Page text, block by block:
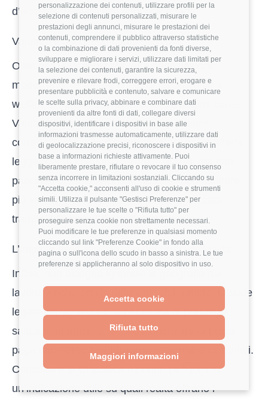
personalizzazione dei contenuti, utilizzare profili per la
selezione di contenuti personalizzati, misurare le
prestazioni degli annunci, misurare le prestazioni dei
contenuti, comprendere il pubblico attraverso statistiche
o la combinazione di dati provenienti da fonti diverse,
sviluppare e migliorare i servizi, utilizzare dati limitati per
la selezione dei contenuti, garantire la sicurezza,
prevenire e rilevare frodi, correggere errori, erogare e
presentare pubblicità e contenuto, salvare e comunicare
le scelte sulla privacy, abbinare e combinare dati
provenienti da altre fonti di dati, collegare diversi
dispositivi, identificare i dispositivi in base alle
informazioni trasmesse automaticamente, utilizzare dati
di geolocalizzazione precisi, riconoscere i dispositivi in
base a informazioni richieste attivamente. Puoi
liberamente prestare, rifiutare o revocare il tuo consenso
senza incorrere in limitazioni sostanziali. Cliccando su
"Accetta cookie," acconsenti all'uso di cookie e strumenti
simili. Utilizza il pulsante "Gestisci Preferenze" per
personalizzare le tue scelte o "Rifiuta tutto" per
proseguire senza cookie non strettamente necessari.
Puoi modificare le tue preferenze in qualsiasi momento
cliccando sul link "Preferenze Cookie" in fondo alla
pagina o sull'icona dello scudo in basso a sinistra. Le tue
preferenze si applicheranno al solo dispositivo in uso.
Accetta cookie
Rifiuta tutto
Maggiori informazioni
d’acquisto rispetto agli anni precedenti.
Valutare il pacchetto complessivo
Oltre alla RAL nominale, una negoziazione
moderna deve tenere conto di fattori come il
welfare e i premi di produzione. Strumenti come
Valuta Offerta di Lavoroaiutano a pesare
correttamente questi elementi. Spesso un’offerta
leggermente inferiore in termini di RAL ma con
pacchetti di smart-working flessibili può risultare
più vantaggiosa, specialmente se analizzata
tramite ilCalcolo Effetto Smart-Working.
L’impatto della residenza e del costo della vita
Infine, non bisogna ignorare la geografia del
lavoro. Anche con la diffusione del remoto, la sede
legale dell’azienda o la necessità di presenze
saltuarie in ufficio possono influenzare la busta
paga attraverso le addizionali regionali e comunali.
Consultare laClassifica Aziendepuò fornire
un’indicazione utile su quali realtà offrano i